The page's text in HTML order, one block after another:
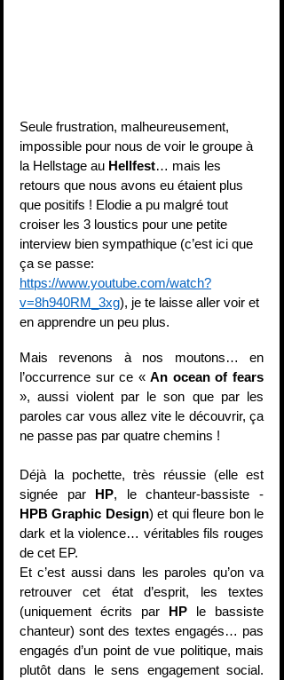
Seule frustration, malheureusement,
impossible pour nous de voir le groupe à
la Hellstage au Hellfest… mais les
retours que nous avons eu étaient plus
que positifs ! Elodie a pu malgré tout
croiser les 3 loustics pour une petite
interview bien sympathique (c’est ici que
ça se passe:
https://www.youtube.com/watch?
v=8h940RM_3xg), je te laisse aller voir et
en apprendre un peu plus.
Mais revenons à nos moutons… en
l’occurrence sur ce « An ocean of fears
», aussi violent par le son que par les
paroles car vous allez vite le découvrir, ça
ne passe pas par quatre chemins !
Déjà la pochette, très réussie (elle est
signée par HP
HPB Graphic Design) et qui fleure bon le
dark et la violence… véritables fils rouges
de cet EP.
Et c’est aussi dans les paroles qu’on va
retrouver cet état d’esprit, les textes
(uniquement écrits par HP le bassiste
chanteur) sont des textes engagés… pas
engagés d’un point de vue politique, mais
plutôt dans le sens engagement social.